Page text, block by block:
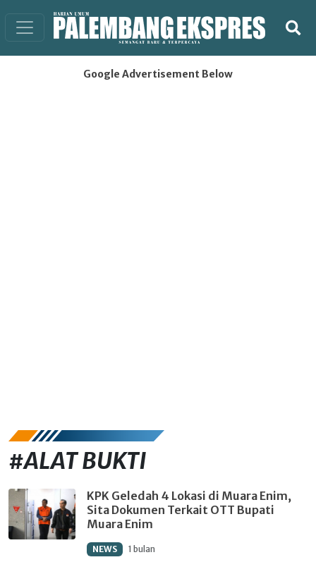
Google Advertisement Below
#ALAT BUKTI
KPK Geledah 4 Lokasi di Muara Enim,
Sita Dokumen Terkait OTT Bupati
Muara Enim
NEWS 1 bulan